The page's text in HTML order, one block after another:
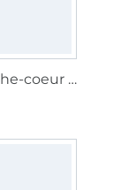
Patron robe cache-coeur femme pdf Fadenkäfer, en allemand